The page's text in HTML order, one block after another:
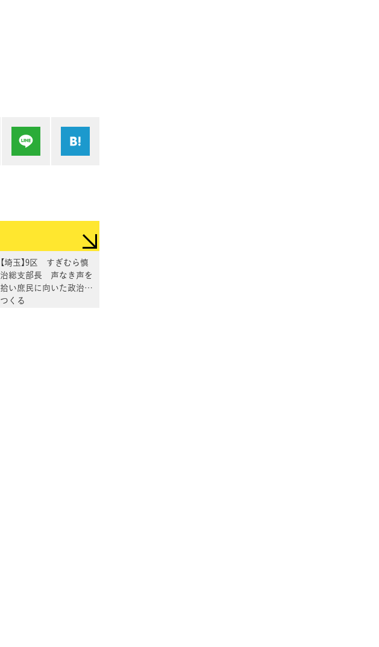
シェア Lineで送る
【埼玉】9区 すぎむら慎
治総支部長 声なき声を
拾い庶民に向いた政治を
つくる